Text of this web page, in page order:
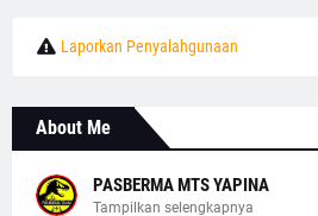
Laporkan Penyalahgunaan
About Me
PASBERMA MTS YAPINA
Tampilkan selengkapnya